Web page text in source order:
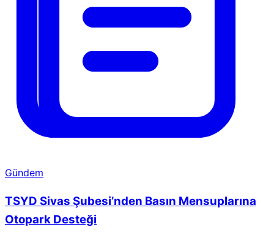
Gündem
TSYD Sivas Şubesi’nden Basın Mensuplarına
Otopark Desteği